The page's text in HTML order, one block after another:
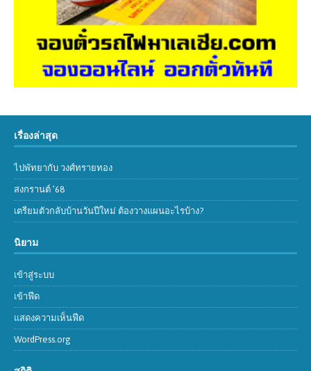
เรื่องล่าสุด
ไปพัทยากับ วงศ์ทรายทอง
สงกรานต์ ’68
เตรียมตัวกลับบ้านวันปีใหม่ ต้องวางแผนอะไรบ้าง?
นิยาม
เข้าสู่ระบบ
เข้าฟีด
แสดงความเห็นฟีด
WordPress.org